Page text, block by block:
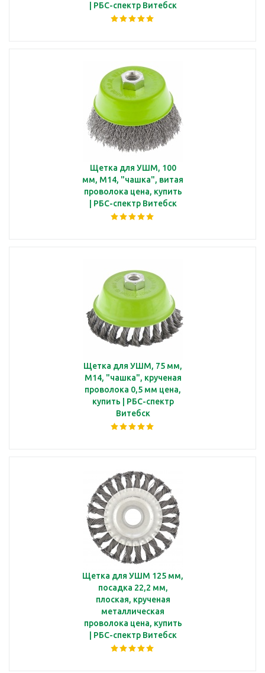
| РБС-спектр Витебск
Щетка для УШМ, 100
мм, М14, "чашка", витая
проволока цена, купить
| РБС-спектр Витебск
Щетка для УШМ, 75 мм,
М14, "чашка", крученая
проволока 0,5 мм цена,
купить | РБС-спектр
Витебск
Щетка для УШМ 125 мм,
посадка 22,2 мм,
плоская, крученая
металлическая
проволока цена, купить
| РБС-спектр Витебск